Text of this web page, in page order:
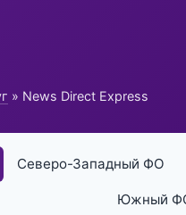
» News Direct Express
Северо-Западный ФО
Южный